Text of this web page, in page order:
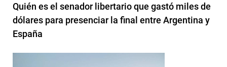
Quién es el senador libertario que gastó miles de
dólares para presenciar la final entre Argentina y
España